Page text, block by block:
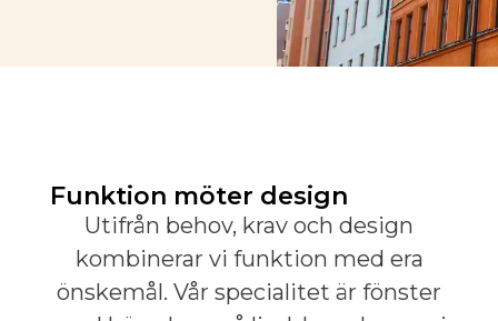
Funktion möter design
Utifrån behov, krav och design
kombinerar vi funktion med era
önskemål. Vår specialitet är fönster